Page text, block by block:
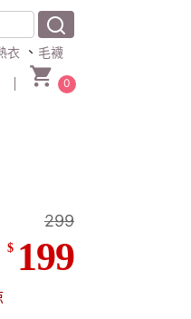
衣 、 毛襪
0
299
$ 199